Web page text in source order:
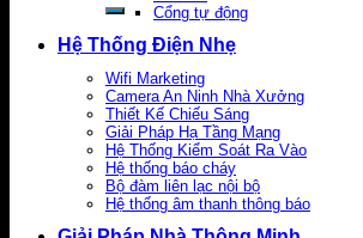
Cổng tự động
Hệ Thống Điện Nhẹ
Wifi Marketing
Camera An Ninh Nhà Xưởng
Thiết Kế Chiếu Sáng
Giải Pháp Hạ Tầng Mạng
Hệ Thống Kiểm Soát Ra Vào
Hệ thống báo cháy
Bộ đàm liên lạc nội bộ
Hệ thống âm thanh thông báo